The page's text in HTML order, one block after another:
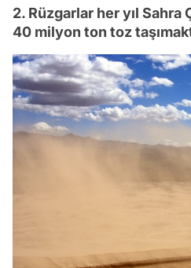
2. Rüzgarlar her yıl Sahra
40 milyon ton toz